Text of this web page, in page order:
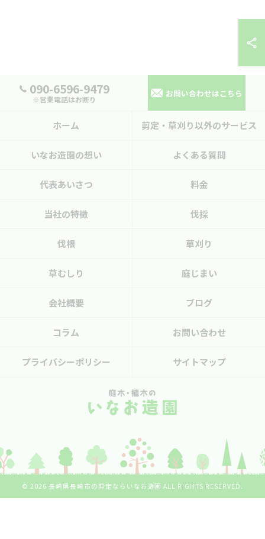
090-6596-9479
※営業電話はお断り
お問い合わせはこちら
ホーム 剪定・草刈り以外のサービス
いなお造園の想い よくある質問
代表あいさつ 料金
当社の特徴 伐採
伐根 草刈り
草むしり 庭じまい
会社概要 ブログ
コラム お問い合わせ
プライバシーポリシー サイトマップ
© 2026 長崎県長崎市の剪定ならいなお造園 ALL RIGHTS RESERVED.